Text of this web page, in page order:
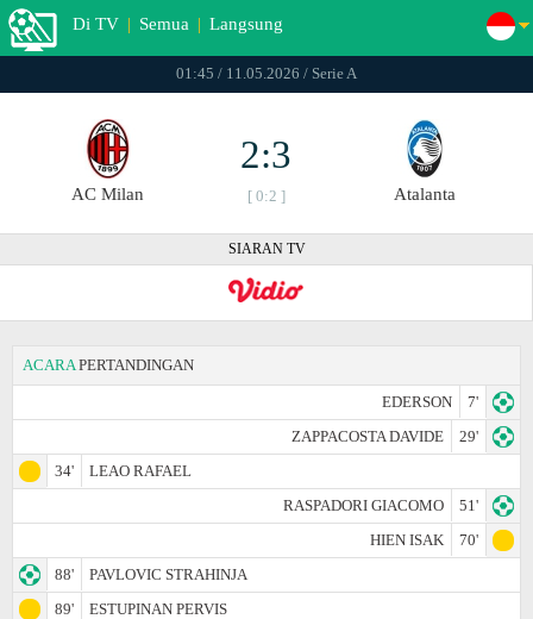
Di TV | Semua | Langsung
01:45 / 11.05.2026 / Serie A
AC Milan
2:3
[ 0:2 ] Atalanta
SIARAN TV
ACARA PERTANDINGAN
EDERSON
7'
ZAPPACOSTA DAVIDE
29'
34'
LEAO RAFAEL
RASPADORI GIACOMO
51'
HIEN ISAK
70'
88'
PAVLOVIC STRAHINJA
89'
ESTUPINAN PERVIS